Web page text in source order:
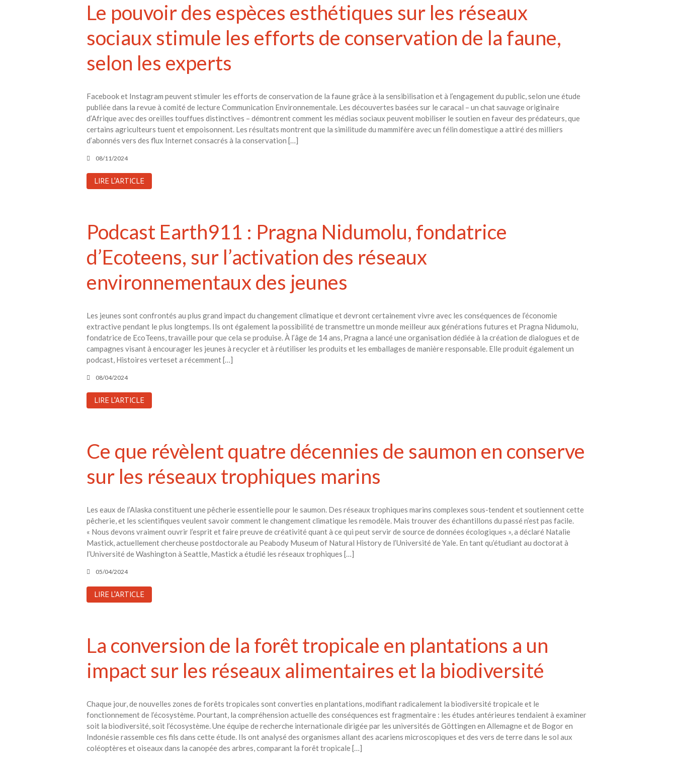
Le pouvoir des espèces esthétiques sur les réseaux
sociaux stimule les efforts de conservation de la faune,
selon les experts
Facebook et Instagram peuvent stimuler les efforts de conservation de la faune grâce à la sensibilisation et à l’engagement du public, selon une étude
publiée dans la revue à comité de lecture Communication Environnementale. Les découvertes basées sur le caracal – un chat sauvage originaire
d’Afrique avec des oreilles touffues distinctives – démontrent comment les médias sociaux peuvent mobiliser le soutien en faveur des prédateurs, que
certains agriculteurs tuent et empoisonnent. Les résultats montrent que la similitude du mammifère avec un félin domestique a attiré des milliers
d’abonnés vers des flux Internet consacrés à la conservation […]
08/11/2024
LIRE L'ARTICLE
Podcast Earth911 : Pragna Nidumolu, fondatrice
d’Ecoteens, sur l’activation des réseaux
environnementaux des jeunes
Les jeunes sont confrontés au plus grand impact du changement climatique et devront certainement vivre avec les conséquences de l’économie
extractive pendant le plus longtemps. Ils ont également la possibilité de transmettre un monde meilleur aux générations futures et Pragna Nidumolu,
fondatrice de EcoTeens, travaille pour que cela se produise. À l’âge de 14 ans, Pragna a lancé une organisation dédiée à la création de dialogues et de
campagnes visant à encourager les jeunes à recycler et à réutiliser les produits et les emballages de manière responsable. Elle produit également un
podcast, Histoires verteset a récemment […]
08/04/2024
LIRE L'ARTICLE
Ce que révèlent quatre décennies de saumon en conserve
sur les réseaux trophiques marins
Les eaux de l’Alaska constituent une pêcherie essentielle pour le saumon. Des réseaux trophiques marins complexes sous-tendent et soutiennent cette
pêcherie, et les scientifiques veulent savoir comment le changement climatique les remodèle. Mais trouver des échantillons du passé n’est pas facile.
« Nous devons vraiment ouvrir l’esprit et faire preuve de créativité quant à ce qui peut servir de source de données écologiques », a déclaré Natalie
Mastick, actuellement chercheuse postdoctorale au Peabody Museum of Natural History de l’Université de Yale. En tant qu’étudiant au doctorat à
l’Université de Washington à Seattle, Mastick a étudié les réseaux trophiques […]
05/04/2024
LIRE L'ARTICLE
La conversion de la forêt tropicale en plantations a un
impact sur les réseaux alimentaires et la biodiversité
Chaque jour, de nouvelles zones de forêts tropicales sont converties en plantations, modifiant radicalement la biodiversité tropicale et le
fonctionnement de l’écosystème. Pourtant, la compréhension actuelle des conséquences est fragmentaire : les études antérieures tendaient à examiner
soit la biodiversité, soit l’écosystème. Une équipe de recherche internationale dirigée par les universités de Göttingen en Allemagne et de Bogor en
Indonésie rassemble ces fils dans cette étude. Ils ont analysé des organismes allant des acariens microscopiques et des vers de terre dans le sol aux
coléoptères et oiseaux dans la canopée des arbres, comparant la forêt tropicale […]